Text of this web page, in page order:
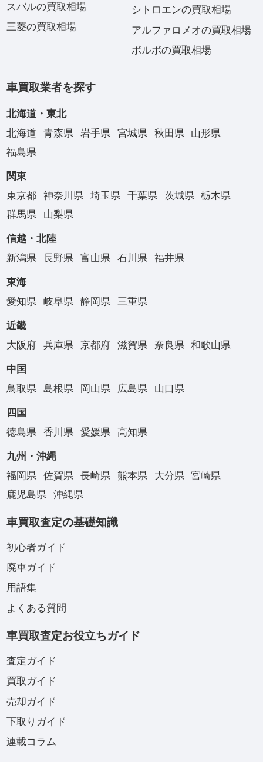
スバルの買取相場
三菱の買取相場
シトロエンの買取相場
アルファロメオの買取相場
ボルボの買取相場
車買取業者を探す
北海道・東北
北海道
青森県 岩手県 宮城県 秋田県
山形県
福島県
関東
東京都
神奈川県 埼玉県 千葉県 茨城県
栃木県
群馬県
山梨県
信越・北陸
新潟県
長野県 富山県 石川県 福井県
東海
愛知県
岐阜県 静岡県 三重県
近畿
大阪府
兵庫県 京都府 滋賀県 奈良県 和歌山県
中国
鳥取県
島根県 岡山県 広島県 山口県
四国
徳島県
香川県 愛媛県 高知県
九州・沖縄
福岡県
佐賀県 長崎県 熊本県 大分県
宮崎県
鹿児島県
沖縄県
車買取査定の基礎知識
初心者ガイド
廃車ガイド
用語集
よくある質問
車買取査定お役立ちガイド
査定ガイド
買取ガイド
売却ガイド
下取りガイド
連載コラム